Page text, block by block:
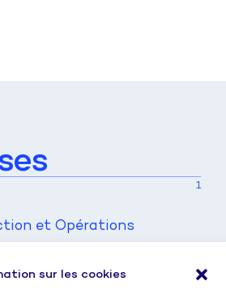
sur les cookies
1
et Opérations